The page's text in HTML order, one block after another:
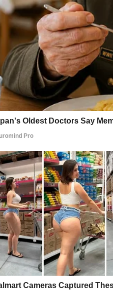
nastale usled
renoviranja
ili
za uklanjanje cementa, koja deluju
tehnika čišćenja
vaše standardne metode